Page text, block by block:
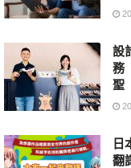
設
務
聖
日
翻